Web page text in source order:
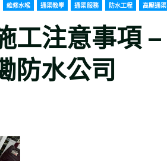
維修水喉 通渠教學 通渠服務 防水工程 高壓通渠
工注意事項 –
防水公司